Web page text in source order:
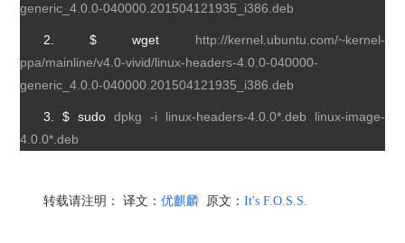
generic_4.0.0-040000.201504121935_i386.deb
2. $ wget http://kernel.ubuntu.com/~kernel-
ppa/mainline/v4.0-vivid/linux-headers-4.0.0-040000-
generic_4.0.0-040000.201504121935_i386.deb
3. $ sudo dpkg -i linux-headers-4.0.0*.deb linux-image-
4.0.0*.deb
转载请注明： 译文： 优麒麟原文： It's F.O.S.S.